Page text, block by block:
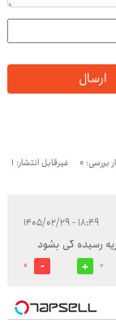
ارسال
بررسی: 0 غیرقابل انتشار: 1
۱۸:۴۹ - ۱۴۰۵/۰۲/۲۹
رسیده گی بشود
0
0